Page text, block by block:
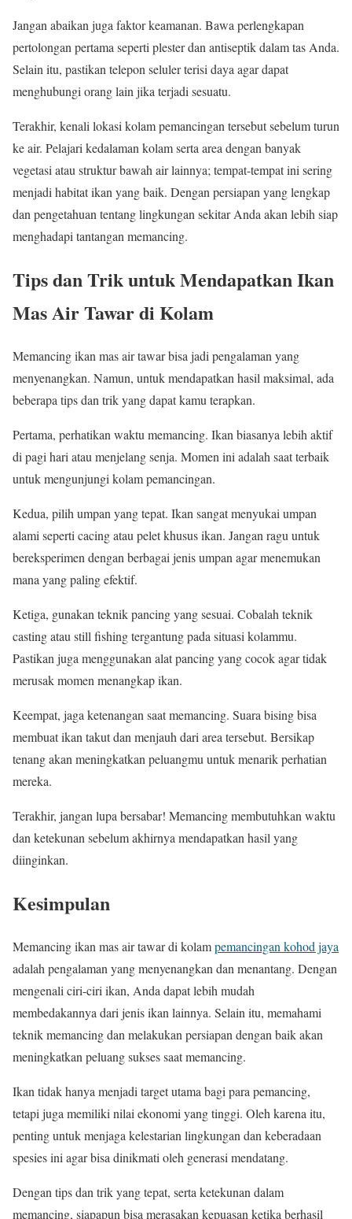
Jangan abaikan juga faktor keamanan. Bawa perlengkapan
pertolongan pertama seperti plester dan antiseptik dalam tas Anda.
Selain itu, pastikan telepon seluler terisi daya agar dapat
menghubungi orang lain jika terjadi sesuatu.
Terakhir, kenali lokasi kolam pemancingan tersebut sebelum turun
ke air. Pelajari kedalaman kolam serta area dengan banyak
vegetasi atau struktur bawah air lainnya; tempat-tempat ini sering
menjadi habitat ikan yang baik. Dengan persiapan yang lengkap
dan pengetahuan tentang lingkungan sekitar Anda akan lebih siap
menghadapi tantangan memancing.
Tips dan Trik untuk Mendapatkan Ikan
Mas Air Tawar di Kolam
Memancing ikan mas air tawar bisa jadi pengalaman yang
menyenangkan. Namun, untuk mendapatkan hasil maksimal, ada
beberapa tips dan trik yang dapat kamu terapkan.
Pertama, perhatikan waktu memancing. Ikan biasanya lebih aktif
di pagi hari atau menjelang senja. Momen ini adalah saat terbaik
untuk mengunjungi kolam pemancingan.
Kedua, pilih umpan yang tepat. Ikan sangat menyukai umpan
alami seperti cacing atau pelet khusus ikan. Jangan ragu untuk
bereksperimen dengan berbagai jenis umpan agar menemukan
mana yang paling efektif.
Ketiga, gunakan teknik pancing yang sesuai. Cobalah teknik
casting atau still fishing tergantung pada situasi kolammu.
Pastikan juga menggunakan alat pancing yang cocok agar tidak
merusak momen menangkap ikan.
Keempat, jaga ketenangan saat memancing. Suara bising bisa
membuat ikan takut dan menjauh dari area tersebut. Bersikap
tenang akan meningkatkan peluangmu untuk menarik perhatian
mereka.
Terakhir, jangan lupa bersabar! Memancing membutuhkan waktu
dan ketekunan sebelum akhirnya mendapatkan hasil yang
diinginkan.
Kesimpulan
Memancing ikan mas air tawar di kolampemancingan kohod jaya
adalah pengalaman yang menyenangkan dan menantang. Dengan
mengenali ciri-ciri ikan, Anda dapat lebih mudah
membedakannya dari jenis ikan lainnya. Selain itu, memahami
teknik memancing dan melakukan persiapan dengan baik akan
meningkatkan peluang sukses saat memancing.
Ikan tidak hanya menjadi target utama bagi para pemancing,
tetapi juga memiliki nilai ekonomi yang tinggi. Oleh karena itu,
penting untuk menjaga kelestarian lingkungan dan keberadaan
spesies ini agar bisa dinikmati oleh generasi mendatang.
Dengan tips dan trik yang tepat, serta ketekunan dalam
memancing, siapapun bisa merasakan kepuasan ketika berhasil